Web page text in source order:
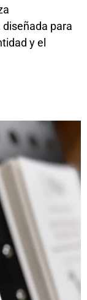
para
y el